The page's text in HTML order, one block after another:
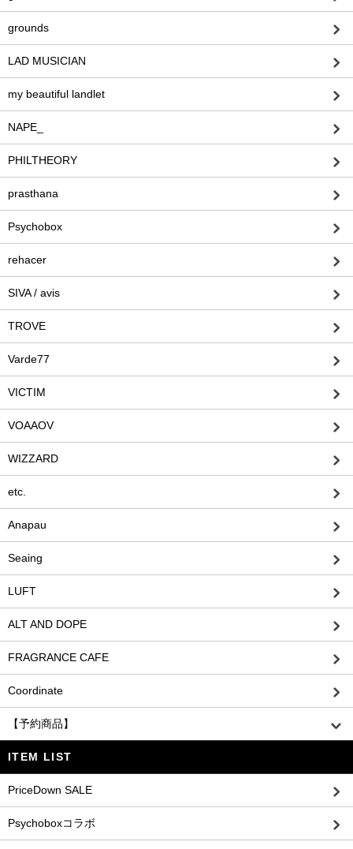
grounds
LAD MUSICIAN
my beautiful landlet
NAPE_
PHILTHEORY
prasthana
Psychobox
rehacer
SIVA / avis
TROVE
Varde77
VICTIM
VOAAOV
WIZZARD
etc.
Anapau
Seaing
LUFT
ALT AND DOPE
FRAGRANCE CAFE
Coordinate
【予約商品】
ITEM LIST
PriceDown SALE
Psychoboxコラボ